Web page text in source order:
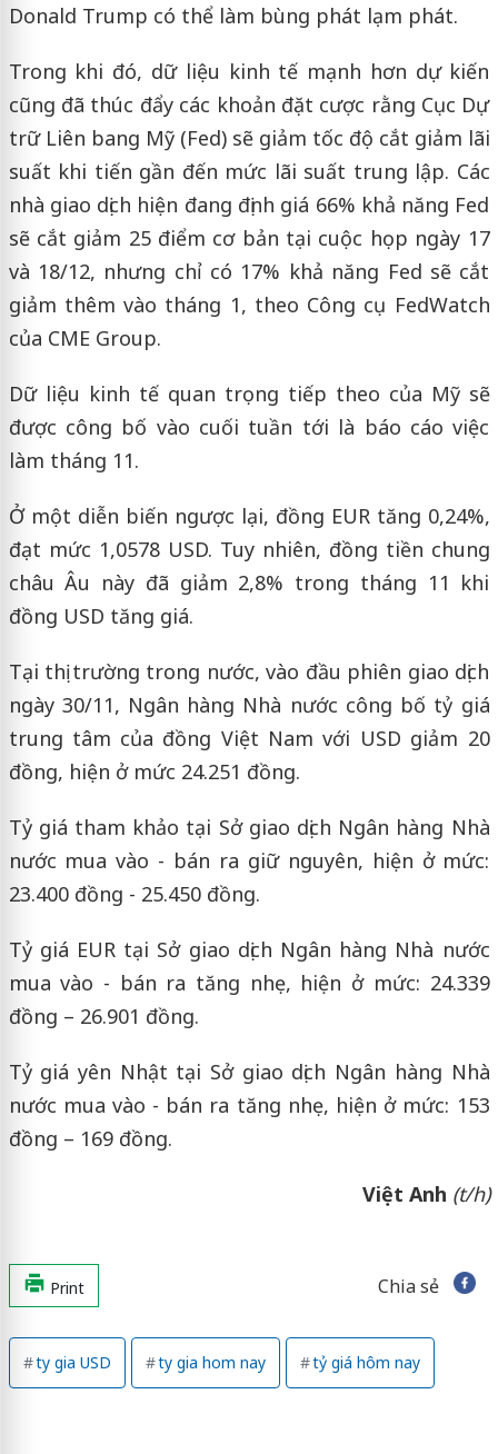
Donald Trump có thể làm bùng phát lạm phát.
Trong khi đó, dữ liệu kinh tế mạnh hơn dự kiến
cũng đã thúc đẩy các khoản đặt cược rằng Cục Dự
trữ Liên bang Mỹ (Fed) sẽ giảm tốc độ cắt giảm lãi
suất khi tiến gần đến mức lãi suất trung lập. Các
nhà giao dịch hiện đang định giá 66% khả năng Fed
sẽ cắt giảm 25 điểm cơ bản tại cuộc họp ngày 17
và 18/12, nhưng chỉ có 17% khả năng Fed sẽ cắt
giảm thêm vào tháng 1, theo Công cụ FedWatch
của CME Group.
Dữ liệu kinh tế quan trọng tiếp theo của Mỹ sẽ
được công bố vào cuối tuần tới là báo cáo việc
làm tháng 11.
Ở một diễn biến ngược lại, đồng EUR tăng 0,24%,
đạt mức 1,0578 USD. Tuy nhiên, đồng tiền chung
châu Âu này đã giảm 2,8% trong tháng 11 khi
đồng USD tăng giá.
Tại thị trường trong nước, vào đầu phiên giao dịch
ngày 30/11, Ngân hàng Nhà nước công bố tỷ giá
trung tâm của đồng Việt Nam với USD giảm 20
đồng, hiện ở mức 24.251 đồng.
Tỷ giá tham khảo tại Sở giao dịch Ngân hàng Nhà
nước mua vào - bán ra giữ nguyên, hiện ở mức:
23.400 đồng - 25.450 đồng.
Tỷ giá EUR tại Sở giao dịch Ngân hàng Nhà nước
mua vào - bán ra tăng nhẹ, hiện ở mức: 24.339
đồng – 26.901 đồng.
Tỷ giá yên Nhật tại Sở giao dịch Ngân hàng Nhà
nước mua vào - bán ra tăng nhẹ, hiện ở mức: 153
đồng – 169 đồng.
Việt Anh (t/h)
Print Chia sẻ
ty gia USD ty gia hom nay tỷ giá hôm nay